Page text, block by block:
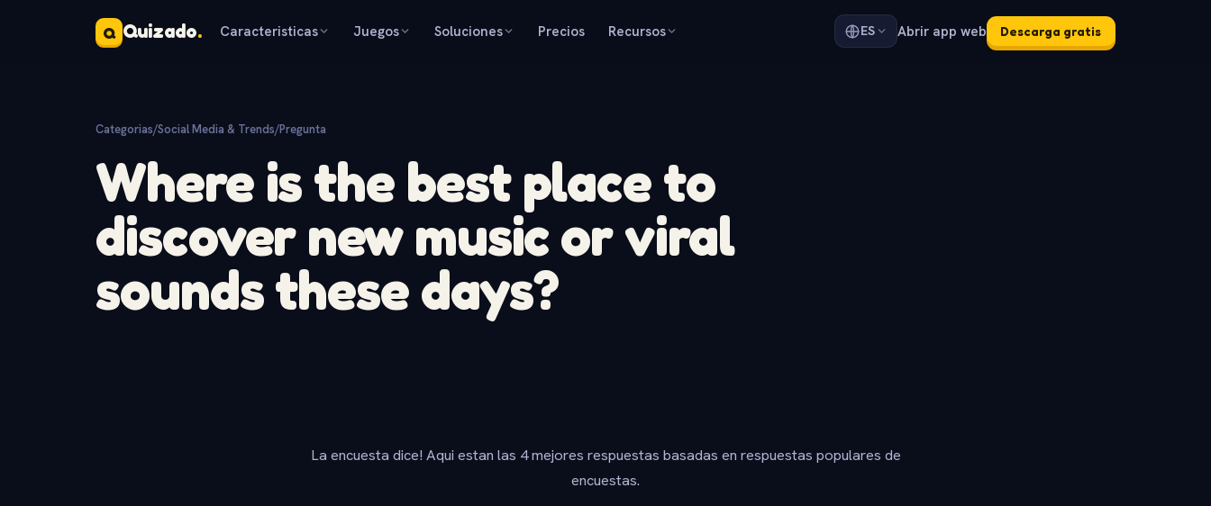
Q Quizado. Caracteristicas Juegos Soluciones Precios Recursos ES Abrir app web Descarga gratis
Categorias/Social Media & Trends/Pregunta
Where is the best place to
discover new music or viral
sounds these days?
La encuesta dice! Aqui estan las 4 mejores respuestas basadas en respuestas populares de
encuestas.